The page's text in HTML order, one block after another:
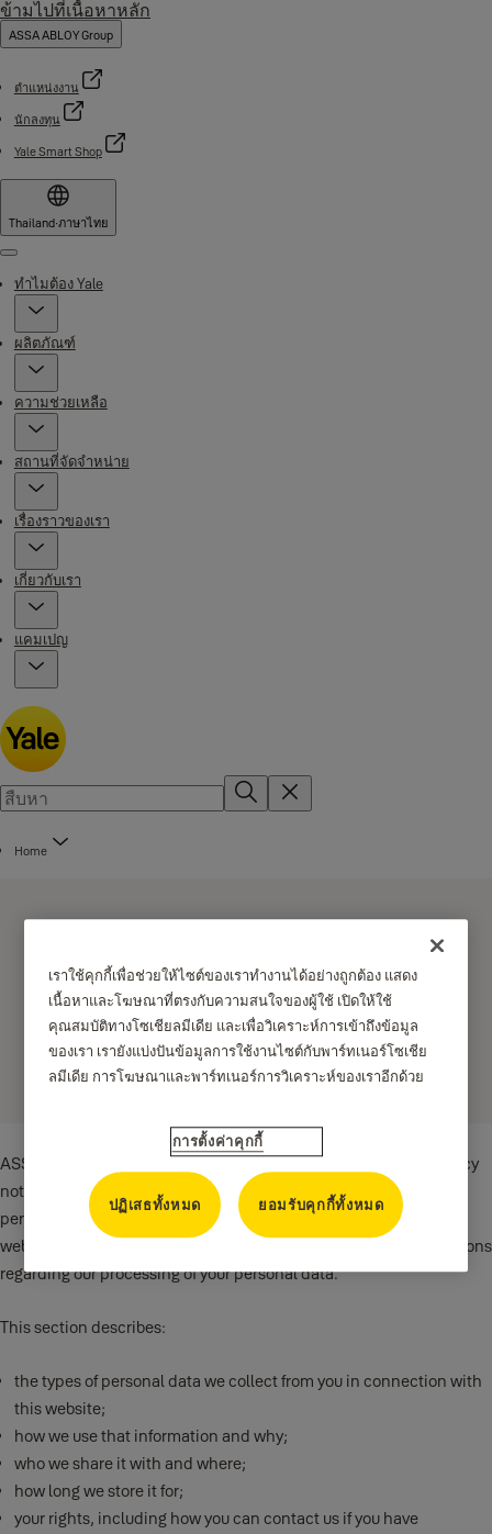
ข้ามไปที่เนื้อหาหลัก
ASSA ABLOY Group
ตำแหน่งงาน
นักลงทุน
Yale Smart Shop
Thailand·ภาษาไทย
Menu
ทำไมต้อง Yale
ผลิตภัณฑ์
ความช่วยเหลือ
สถานที่จัดจำหน่าย
เรื่องราวของเรา
เกี่ยวกับเรา
แคมเปญ
Home
Privacy Notice
ASSA ABLOY มุ่งมั่นที่จะปกป้องข้อมูลส่วนบุคคลของคุณ This privacy
notice describes how ASSA ABLOY processes and uses the
personal data that we receive from you in connection with this
website and how you can contact us if you have additional questions
regarding our processing of your personal data.
This section describes:
the types of personal data we collect from you in connection with
this website;
how we use that information and why;
who we share it with and where;
how long we store it for;
your rights, including how you can contact us if you have
เราใช้คุกกี้เพื่อช่วยให้ไซต์ของเราทำงานได้อย่างถูกต้อง แสดง
เนื้อหาและโฆษณาที่ตรงกับความสนใจของผู้ใช้ เปิดให้ใช้
คุณสมบัติทางโซเชียลมีเดีย และเพื่อวิเคราะห์การเข้าถึงข้อมูล
ของเรา เรายังแบ่งปันข้อมูลการใช้งานไซต์กับพาร์ทเนอร์โซเชีย
ลมีเดีย การโฆษณาและพาร์ทเนอร์การวิเคราะห์ของเราอีกด้วย
การตั้งค่าคุกกี้
ปฏิเสธทั้งหมด ยอมรับคุกกี้ทั้งหมด